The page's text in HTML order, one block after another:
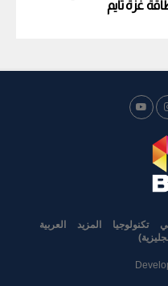
غزة تايم
تكنولوجيا المزيد
العربية
)